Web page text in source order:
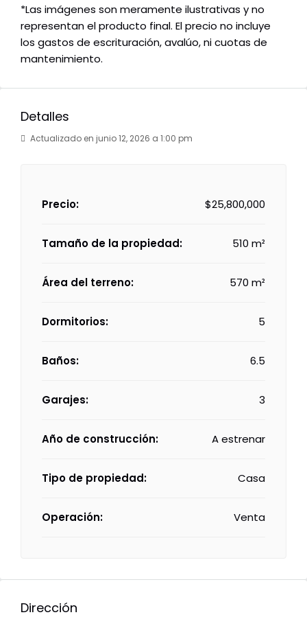
*Las imágenes son meramente ilustrativas y no
representan el producto final. El precio no incluye
los gastos de escrituración, avalúo, ni cuotas de
mantenimiento.
Detalles
Actualizado en junio 12, 2026 a 1:00 pm
Precio: $25,800,000
Tamaño de la propiedad: 510 m²
Área del terreno: 570 m²
Dormitorios: 5
Baños: 6.5
Garajes: 3
Año de construcción: A estrenar
Tipo de propiedad: Casa
Operación: Venta
Dirección